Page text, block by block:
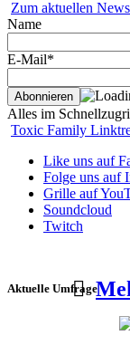
Zum aktuellen
Name
E-Mail*
Alles im
Toxic Family
Like uns auf
Folge uns auf
Grille auf
Soundcloud
Twitch
Aktuelle Umfrage